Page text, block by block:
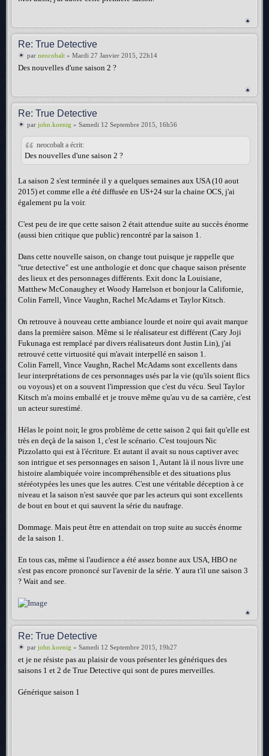
Re: True Detective
par neocobalt » Mardi 27 Janvier 2015, 22h14
Des nouvelles d'une saison 2 ?
Re: True Detective
par john.koenig » Samedi 12 Septembre 2015, 16h56
neocobalt a écrit:
Des nouvelles d'une saison 2 ?
La saison 2 s'est terminée il y a quelques semaines aux USA (10 aout
2015) et comme elle a été diffusée en US+24 sur la chaine OCS, j'ai
également pu la voir.
C'est peu de ire que cette saison 2 était attendue suite au succès énorme
(aussi bien critique que public) rencontré par la saison 1.
Dans cette nouvelle saison, on change tout puisque je rappelle que
"true detective" est une anthologie et donc que chaque saison présente
des lieux et des personnages différents. Exit donc la Louisiane,
Matthew McConaughey et Woody Harrelson et bonjour la Californie,
Colin Farrell, Vince Vaughn, Rachel McAdams et Taylor Kitsch.
On retrouve à nouveau cette ambiance lourde et noire qui avait marque
dans la première saison. Même si le réalisateur est différent (Cary Joji
Fukunaga est remplacé par divers réalisateurs dont Justin Lin), j'ai
retrouvé cette virtuosité qui m'avait interpellé en saison 1.
Colin Farrell, Vince Vaughn, Rachel McAdams sont excellents dans
leur interprétations de ces personnages usés par la vie (qu'ils soient flics
ou voyous) et on a souvent l'impression que c'est du vécu. Seul Taylor
Kitsch m'a moins emballé et je trouve même qu'au vu de sa carrière, c'est
un acteur surestimé.
Hélas le point noir, le gros problème de cette saison 2 qui fait qu'elle est
très en deçà de la saison 1, c'est le scénario. C'est toujours Nic
Pizzolatto qui est à l'écriture. Et autant il avait su nous captiver avec
son intrigue et ses personnages en saison 1, Autant là il nous livre une
histoire alambiquée voire incompréhensible et des situations plus
stéréotypées les unes que les autres. C'est une véritable déception à ce
niveau et la saison n'est sauvée que par les acteurs qui sont excellents
de bout en bout et qui sauvent la série du naufrage.
Dommage. Mais peut être en attendait on trop suite au succès énorme
de la saison 1.
En tous cas, même si l'audience a été assez bonne aux USA, HBO ne
s'est pas encore prononcé sur l'avenir de la série. Y aura t'il une saison 3
? Wait and see.
Re: True Detective
par john.koenig » Samedi 12 Septembre 2015, 19h27
et je ne résiste pas au plaisir de vous présenter les génériques des
saisons 1 et 2 de True Detective qui sont de pures merveilles.
Générique saison 1